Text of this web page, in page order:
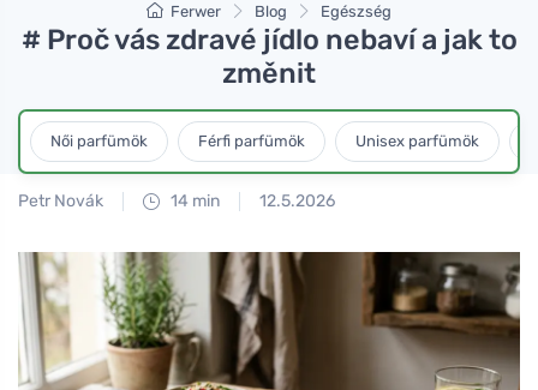
Ferwer Blog Egészség
# Proč vás zdravé jídlo nebaví a jak to
změnit
Női parfümök Férfi parfümök Unisex parfümök
Petr Novák 14 min 12.5.2026